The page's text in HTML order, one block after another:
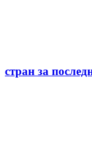
стран за